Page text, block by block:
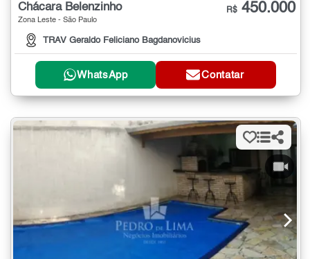
Chácara Belenzinho
Zona Leste - São Paulo
TRAV Geraldo Feliciano Bagdanovicius
R$ 450.000
WhatsApp Contatar